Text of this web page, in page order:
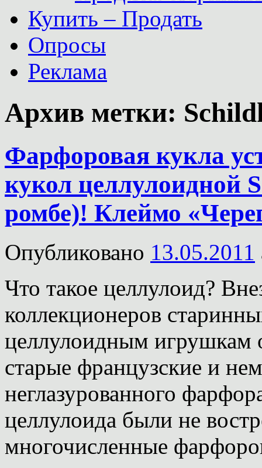
Купить – Продать
Опросы
Реклама
Архив метки:
Фарфоровая кукла
кукол целлулоидной
ромбе)! Клеймо
Опубликовано 13.05.2011
Что такое целлулоид?
коллекционеров
целлулоидным игрушкам
старые французские и
неглазурованного
целлулоида были не
многочисленные